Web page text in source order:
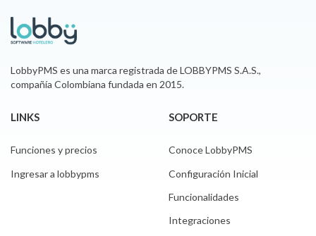
LobbyPMS es una marca registrada de LOBBYPMS S.A.S.,
compañía Colombiana fundada en 2015.
LINKS
Funciones y precios
Ingresar a lobbypms
SOPORTE
Conoce LobbyPMS
Configuración Inicial
Funcionalidades
Integraciones